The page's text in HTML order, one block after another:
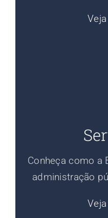
Conheça como a
administração